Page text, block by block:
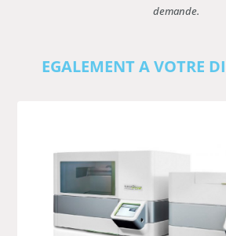
demande.
EGALEMENT A VOTRE